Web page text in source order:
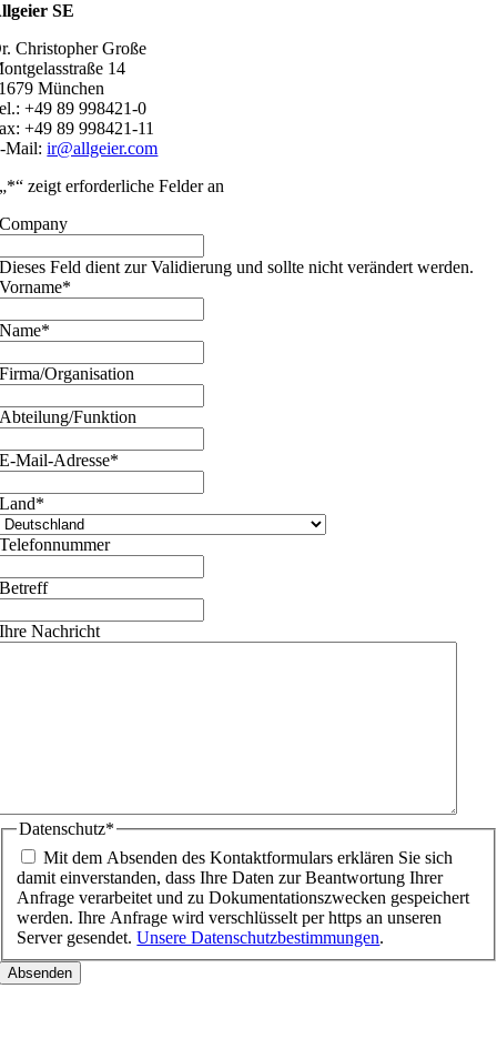
SE
Christopher Große
14
München
+49 89 998421-0
+49 89 998421-11
Mail:ir@allgeier.com
„*“ zeigt erforderliche Felder an
Company
Dieses Feld dient zur Validierung und sollte nicht verändert werden.
Vorname*
Name*
Firma/Organisation
Abteilung/Funktion
E-Mail-Adresse*
Land*
Telefonnummer
Betreff
Ihre Nachricht
Datenschutz*
Mit dem Absenden des Kontaktformulars erklären Sie sich
damit einverstanden, dass Ihre Daten zur Beantwortung Ihrer
Anfrage verarbeitet und zu Dokumentationszwecken gespeichert
werden. Ihre Anfrage wird verschlüsselt per https an unseren
Server gesendet.Unsere Datenschutzbestimmungen.